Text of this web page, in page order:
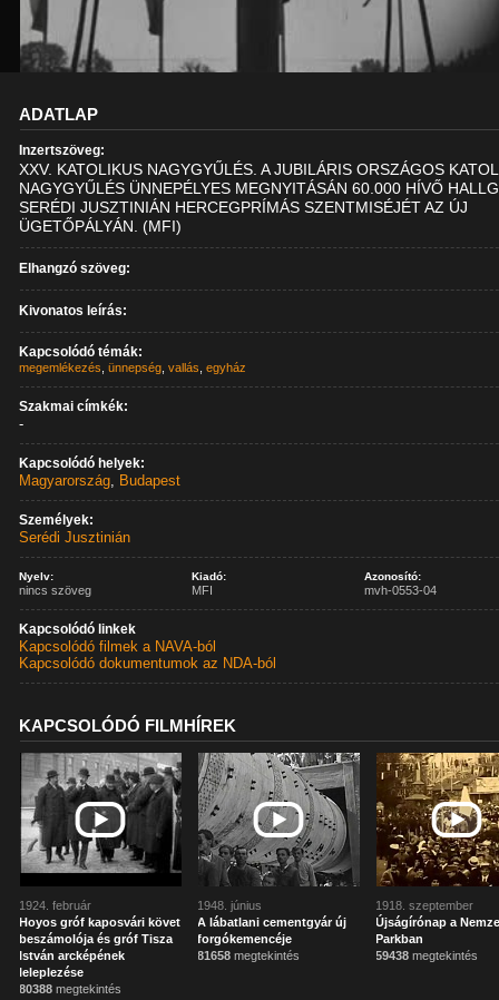
ADATLAP
Inzertszöveg:
XXV. KATOLIKUS NAGYGYŰLÉS. A JUBILÁRIS ORSZÁGOS
NAGYGYŰLÉS ÜNNEPÉLYES MEGNYITÁSÁN 60.000 HÍVŐ
SERÉDI JUSZTINIÁN HERCEGPRÍMÁS SZENTMISÉJÉT AZ ÚJ
ÜGETŐPÁLYÁN. (MFI)
Elhangzó szöveg:
Kivonatos leírás:
Kapcsolódó témák:
megemlékezés ,ünnepség ,vallás ,egyház
Szakmai címkék:
-
Kapcsolódó helyek:
Magyarország, Budapest
Személyek:
Serédi Jusztinián
Nyelv:
nincs szöveg
Kiadó:
MFI
Azonosító:
mvh-0553-04
Kapcsolódó linkek
Kapcsolódó filmek a NAVA-ból
Kapcsolódó dokumentumok az NDA-ból
KAPCSOLÓDÓ FILMHÍREK
1924. február
Hoyos gróf kaposvári követ
beszámolója és gróf Tisza
István arcképének
leleplezése
80388 megtekintés
1948. június
A lábatlani cementgyár új
forgókemencéje
81658 megtekintés
1918. szeptember
Újságírónap a
Parkban
59438 megtekintés